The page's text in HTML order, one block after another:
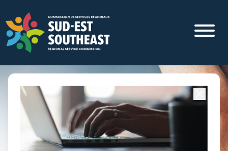
contenu
principal
Concentré sur toutes les communautés du
Nouveau-Brunswick